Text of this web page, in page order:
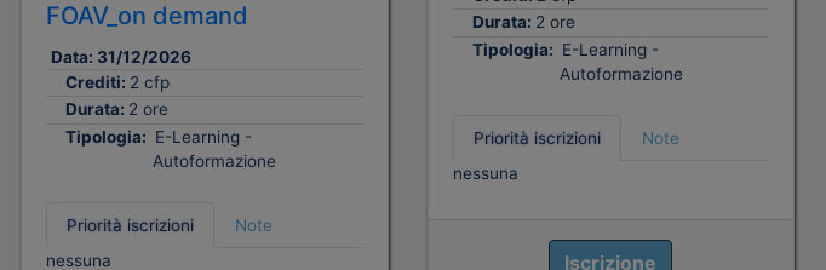
FOAV_on demand
Data: 31/12/2026
Crediti: 2 cfp
Durata: 2 ore
Tipologia: E-Learning -
Autoformazione
Priorità iscrizioni
Note
nessuna
Durata: 2 ore
Tipologia: E-Learning -
Autoformazione
Priorità iscrizioni
Note
nessuna
Iscrizione